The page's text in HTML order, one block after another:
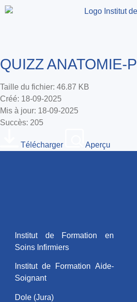
QUIZZ ANATOMIE-
Taille du fichier: 46.87 KB
Créé: 18-09-2025
Mis à jour: 18-09-2025
Succès: 205
Télécharger Aperçu
Institut de Formation en
Soins Infirmiers
Institut de Formation Aide-
Soignant
Dole (Jura)